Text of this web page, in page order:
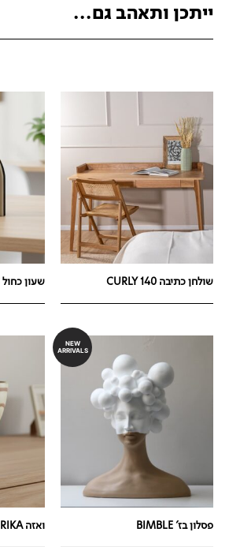
ייתכן ותאהב גם...
שולחן כתיבה 140 CURLY שעון כחול RUBIC – יח' אחרונות
NEW
ARRIVALS
פסלון בז' BIMBLE ואזה OURIKA